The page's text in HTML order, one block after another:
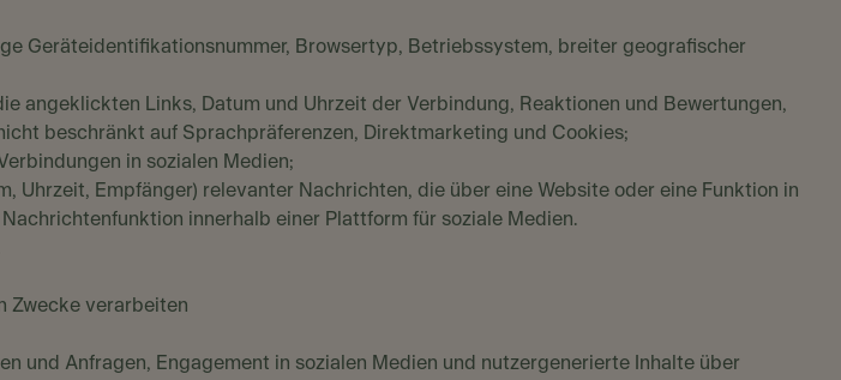
Geräteidentifikationsnummer, Browsertyp, Betriebssystem, breiter geografischer
angeklickten Links, Datum und Uhrzeit der Verbindung, Reaktionen und Bewertungen,
beschränkt auf Sprachpräferenzen, Direktmarketing und Cookies;
in sozialen Medien;
Uhrzeit, Empfänger) relevanter Nachrichten, die über eine Website oder eine Funktion in
innerhalb einer Plattform für soziale Medien.
Zwecke verarbeiten
und Anfragen, Engagement in sozialen Medien und nutzergenerierte Inhalte über